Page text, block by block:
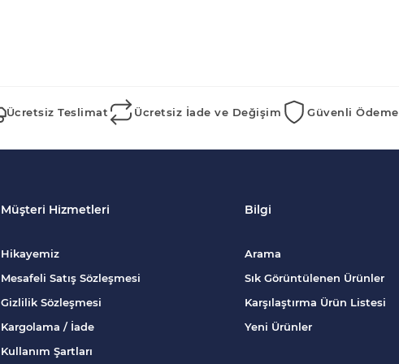
Ücretsiz Teslimat Ücretsiz İade ve Değişim Güvenli Ödeme
Müşteri Hizmetleri
Hikayemiz
Mesafeli Satış Sözleşmesi
Gizlilik Sözleşmesi
Kargolama / İade
Kullanım Şartları
Bilgi
Arama
Sık Görüntülenen Ürünler
Karşılaştırma Ürün Listesi
Yeni Ürünler